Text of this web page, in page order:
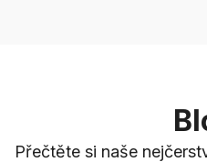
Přečtěte si naše